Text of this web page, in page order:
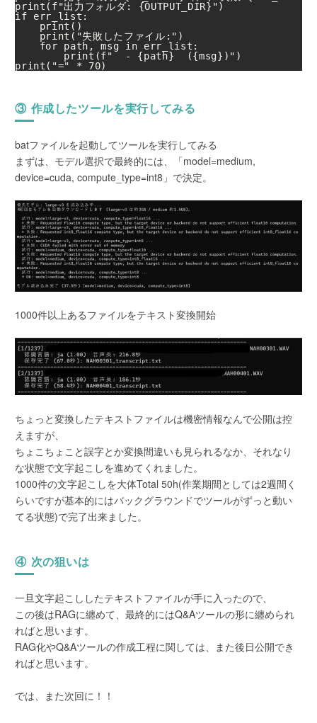
print(f"出力フォルダ: {OUTPUT_DIR}")
if err_list:
    print()
    print("失敗したファイル:")
    for path, msg in err_list:
        print(f"  - {path}  ({msg})")
③ 作成したツールを実行してみる
batファイルを起動してツールを実行してみる
まずは、モデル選択で最終的には、「model=medium,
device=cuda, compute_type=int8」で決定。
1000件以上あるファイルをテキスト変換開始
ちょっと変換したテキストファイルは機密情報なんで公開は控
えますが、
ちょこちょこと誤字とか変換間違いも見られるなか、それなり
な状態で文字起こしを進めてくれました。
1000件の文字起こしを大体Total 50h(作業期間としては2週間く
らいですが基本的にはバックグラウンドでツールがずっと動い
てる状態)で完了出来ました。
④ 次の狙いは
一旦文字起こししたテキストファイルが手に入ったので、
この後はRAGに纏めて、最終的にはQ&Aツールの形に纏められ
ればと思います。
RAG化やQ&Aツールの作成工程に関しては、また後日公開でき
ればと思います。
では、また次回に！！